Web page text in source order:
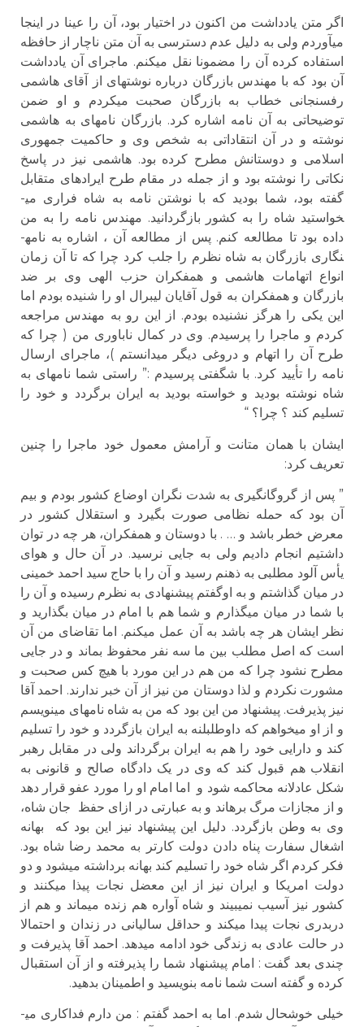
اگر متن یادداشت من اکنون در اختیار بود، آن را عینا در اینجا
میآوردم ولی به دلیل عدم دسترسی به آن متن ناچار از حافظه
استفاده کرده آن را مضمونا نقل می­کنم. ماجرای آن یادداشت
آن بود که با مهندس بازرگان درباره نوشته­ای از آقای هاشمی
رفسنجانی خطاب به بازرگان صحبت می­کردم و او ضمن
توضیحاتی به آن نامه اشاره کرد. بازرگان نامه­ای به هاشمی
نوشته و در آن انتقاداتی به شخص وی و حاکمیت جمهوری
اسلامی و دوستانش مطرح کرده بود. هاشمی نیز در پاسخ
نکاتی را نوشته بود و از جمله در مقام طرح ایرادهای متقابل
گفته بود، شما بودید که با نوشتن نامه به شاه فراری می­
خواستید شاه را به کشور بازگردانید. مهندس نامه را به من
داده بود تا مطالعه کنم. پس از مطالعه آن ، اشاره به نامه­
نگاری بازرگان به شاه نظرم را جلب کرد چرا که تا آن زمان
انواع اتهامات هاشمی و همفکران حزب الهی وی بر ضد
بازرگان و هم­فکران به قول آقایان لیبرال او را شنیده بودم اما
این یکی را هرگز نشنیده بودم. از این رو به مهندس مراجعه
کردم و ماجرا را پرسیدم. وی در کمال ناباوری من ( چرا که
طرح آن را اتهام و دروغی دیگر می­دانستم )، ماجرای ارسال
نامه را تأیید کرد. با شگفتی پرسیدم :” راستی شما نامه­ای به
شاه نوشته بودید و خواسته بودید به ایران برگردد و خود را
تسلیم کند ؟ چرا؟ “
ایشان با همان متانت و آرامش معمول خود ماجرا را چنین
تعریف کرد:
” پس از گروگانگیری به شدت نگران اوضاع کشور بودم و بیم
آن بود که حمله نظامی صورت بگیرد و استقلال کشور در
معرض خطر باشد و … . با دوستان و هم­فکران، هر چه در توان
داشتیم انجام دادیم ولی به جایی نرسید. در آن حال و هوای
یأس آلود مطلبی به ذهنم رسید و آن را با حاج سید احمد خمینی
در میان گذاشتم و به اوگفتم پیشنهادی به نظرم رسیده و آن را
با شما در میان می­گذارم و شما هم با امام در میان بگذارید و
نظر ایشان هر چه باشد به آن عمل می­کنم. اما تقاضای من آن
است که اصل مطلب بین ما سه نفر محفوظ بماند و در جایی
مطرح نشود چرا که من هم در این مورد با هیچ کس صحبت و
مشورت نکردم و لذا دوستان من نیز از آن خبر ندارند. احمد آقا
نیز پذیرفت. پیشنهاد من این بود که من به شاه نامه­ای می­نویسم
و از او می­خواهم که داوطلبلنه به ایران بازگردد و خود را تسلیم
کند و دارایی خود را هم به ایران برگرداند ولی در مقابل رهبر
انقلاب هم قبول کند که وی در یک دادگاه صالح و قانونی به
شکل عادلانه محاکمه شود و اما امام او را مورد عفو قرار دهد
و از مجازات مرگ برهاند و به عبارتی در ازای حفظ جان شاه،
وی به وطن بازگردد. دلیل این پیشنهاد نیز این بود که بهانه
اشغال سفارت پناه دادن دولت کارتر به محمد رضا شاه بود.
فکر کردم اگر شاه خود را تسلیم کند بهانه برداشته میشود و دو
دولت امریکا و ایران نیز از این معضل نجات پیذا می­کنند و
کشور نیز آسیب نمی­بیند و شاه آواره هم زنده می­ماند و هم از
دربدری نجات پیدا میکند و حداقل سالیانی در زندان و احتمالا
در حالت عادی به زندگی خود ادامه میدهد. احمد آقا پذیرفت و
چندی بعد گفت : امام پیشنهاد شما را پذیرفته و از آن استقبال
کرده و گفته است شما نامه بنویسید و اطمینان بدهید.
خیلی خوشحال شدم. اما به احمد گفتم : من دارم فداکاری می­